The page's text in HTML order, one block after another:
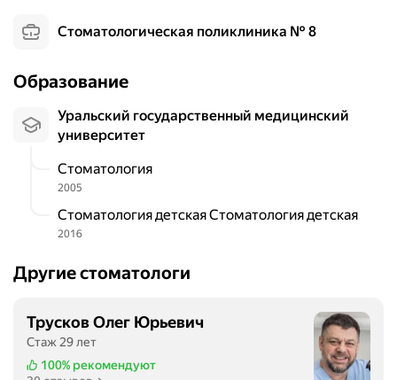
Стоматологическая поликлиника № 8
Образование
Уральский государственный медицинский
университет
Стоматология
2005
Стоматология детская Стоматология детская
2016
Другие стоматологи
Трусков Олег Юрьевич
Стаж 29 лет
100% рекомендуют